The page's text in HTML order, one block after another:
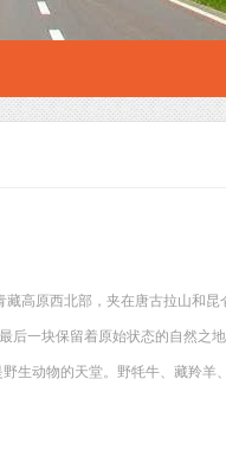
藏高原西北部，夹在唐古拉山和
一块保留着原始状态的自然之
生动物的天堂。野牦牛、藏羚